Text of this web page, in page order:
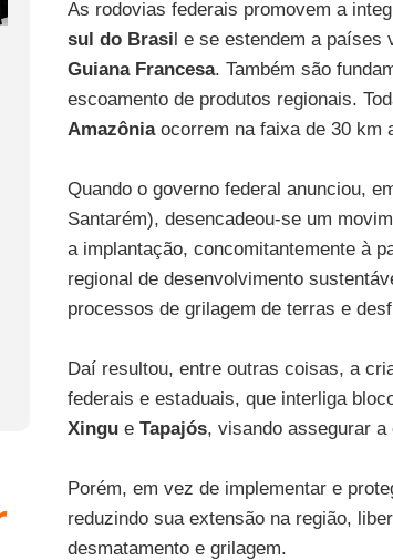
As rodovias federais promovem a
sul do Brasil e se estendem a países
Guiana Francesa. Também são
escoamento de produtos regionais.
Amazôniaocorrem na faixa de 30 km
Quando o governo federal anunciou,
Santarém), desencadeou-se um
a implantação, concomitantemente à
regional de desenvolvimento
processos de grilagem de terras e
Daí resultou, entre outras coisas, a
federais e estaduais, que interliga
Xingu e Tapajós, visando assegurar a
Porém, em vez de implementar e
reduzindo sua extensão na região,
desmatamento e grilagem.